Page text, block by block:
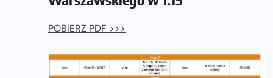
POBIERZ PDF >>>